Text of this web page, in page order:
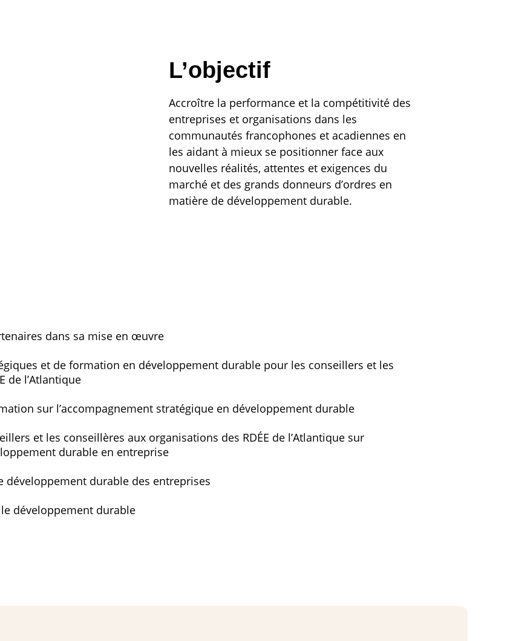
L’objectif
Accroître la performance et la compétitivité des
entreprises et organisations dans les
communautés francophones et acadiennes en
les aidant à mieux se positionner face aux
nouvelles réalités, attentes et exigences du
marché et des grands donneurs d’ordres en
matière de développement durable.
dans sa mise en œuvre
et de formation en développement durable pour les conseillers et les
de l’Atlantique
sur l’accompagnement stratégique en développement durable
et les conseillères aux organisations des RDÉE de l’Atlantique sur
durable en entreprise
développement durable des entreprises
développement durable